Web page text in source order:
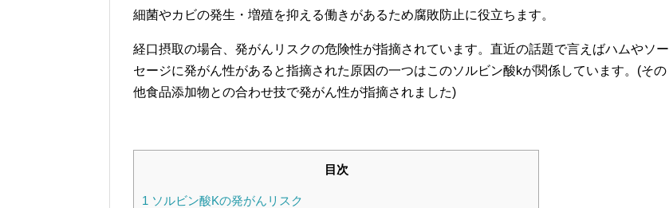
細菌やカビの発生・増殖を抑える働きがあるため腐敗防止に役立ちます。
経口摂取の場合、発がんリスクの危険性が指摘されています。直近の話題で言えばハムやソー
セージに発がん性があると指摘された原因の一つはこのソルビン酸kが関係しています。(その
他食品添加物との合わせ技で発がん性が指摘されました)
目次
1 ソルビン酸Kの発がんリスク